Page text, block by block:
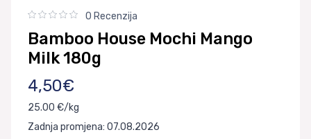
0 Recenzija
Bamboo House Mochi Mango
Milk 180g
4,50€
25.00 €/kg
Zadnja promjena: 07.08.2026